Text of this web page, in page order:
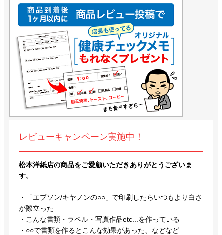
レビューキャンペーン実施中！
松本洋紙店の商品をご愛顧いただきありがとうございま
す。
・「エプソン/キヤノンの○○」で印刷したらいつもより白さ
が際立った
・こんな書類・ラベル・写真作品etc...を作っている
・○○で書類を作るとこんな効果があった、などなど